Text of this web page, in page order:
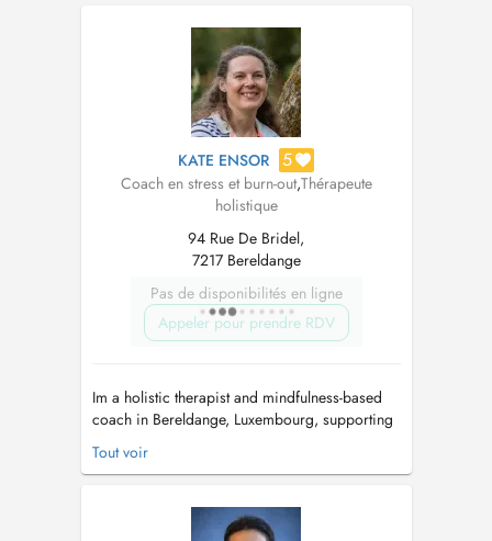
out, en quête de sens, de mieux-être ou de
transformation. Je suis: * Hypnothérapeute
KATE ENSOR 5
Coach en stress et burn-out,Thérapeute
holistique
94 Rue De Bridel,
7217 Bereldange
Pas de disponibilités en ligne
Appeler pour prendre RDV
Im a holistic therapist and mindfulness-based
coach in Bereldange, Luxembourg, supporting
adults and young people (12+) experiencing
stress, anxiety, or emotional overwhelm, or
parenthood, midlife change, menopause, or
career shifts. I work with clie...
Tout voir